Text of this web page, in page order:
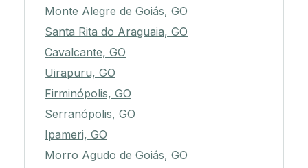
Monte Alegre de Goiás, GO
Santa Rita do Araguaia, GO
Cavalcante, GO
Uirapuru, GO
Firminópolis, GO
Serranópolis, GO
Ipameri, GO
Morro Agudo de Goiás, GO